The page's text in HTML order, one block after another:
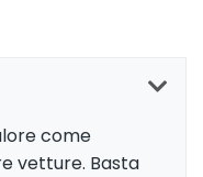
come
vetture. Basta